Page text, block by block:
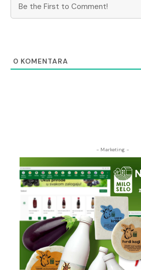
0 KOMENTARA
- Marketing -